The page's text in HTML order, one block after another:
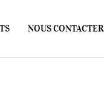
NOUS CONTACTER